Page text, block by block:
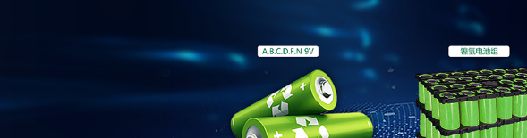
高容量镍氢电池
PG游戏官网是镍氢电池国家标准主导
修订单位，并参与多项锂电池行业国
动力聚合物锂电池
数码聚合物锂电池
修
数码锂电池
储能锂电
18650锂电